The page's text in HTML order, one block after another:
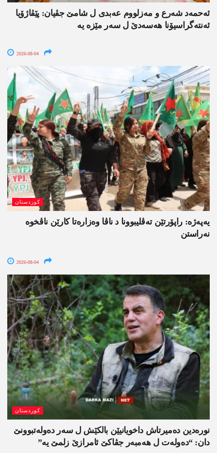
ئەحمەد شەرع و مەزلووم عەبدی ل شامێ جڤیان: پێڤاژۆیا
ئەنتەگراسیۆنا ھەسەدێ ل سەر مێزە یە
2026-08-04
کوردستان
یەپەژە: راپۆرتێن تەڤلیبوونا د ناڤا وەزارەتا کارێن ناڤخوە
نەراستن
2026-08-04
کوردستان
نورەدین دەمیرتاش داخویانیێن بالکێش ل سەر دەولەتبوونێ
دان: “دەولەت ل ھەمبەر جڤاکێ ئامرازێ زلمێ یە”